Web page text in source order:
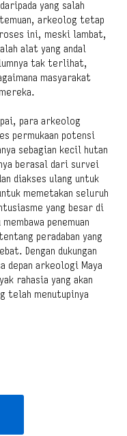
yang salah
arkeolog tetap
ini, meski lambat,
alat yang andal
tak terlihat,
masyarakat
para arkeolog
permukaan potensi
sebagian kecil hutan
berasal dari survei
diakses ulang untuk
memetakan seluruh
yang besar di
penemuan
peradaban yang
Dengan dukungan
depan arkeologi Maya
rahasia yang akan
telah menutupinya